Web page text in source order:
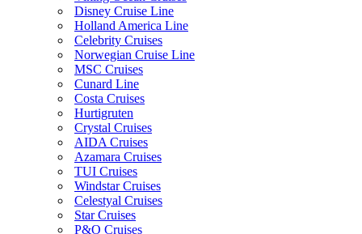
Disney Cruise Line
Holland America Line
Celebrity Cruises
Norwegian Cruise Line
MSC Cruises
Cunard Line
Costa Cruises
Hurtigruten
Crystal Cruises
AIDA Cruises
Azamara Cruises
TUI Cruises
Windstar Cruises
Celestyal Cruises
Star Cruises
P&O Cruises